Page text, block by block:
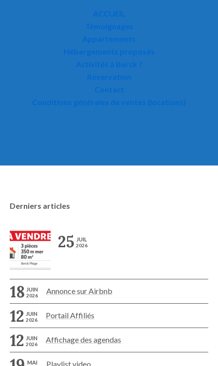
ACCUEIL
Témoignages
Appartements
Hébergements proposés
Activités à Berck ?
Réservation
Contact
Conditions générales de ventes (locations)
Derniers articles
25 JUIL
2026
18 JUIN
2026 Annonce sur Airbnb
12 JUIN
2026 Portail Affiliés
12 JUIN
2026 Affichage des agendas
MAI Playlist video